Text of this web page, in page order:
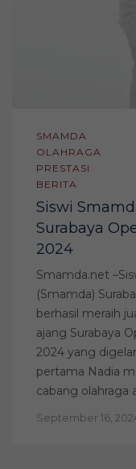
SMAMDA
OLAHRAGA
PRESTASI
BERITA
Siswi
Surabaya
2024
Smamda.net
(Smamda)
berhasil meraih
ajang Surabaya
2024 yang
pertama Nadia
cabang olahraga
September 16,